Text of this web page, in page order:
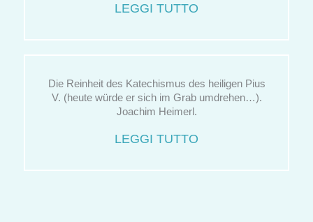
LEGGI TUTTO
Die Reinheit des Katechismus des heiligen Pius
V. (heute würde er sich im Grab umdrehen…).
Joachim Heimerl.
LEGGI TUTTO